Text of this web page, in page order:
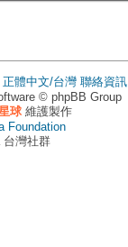
體中文/台灣 聯絡資訊
© phpBB Group
球維護製作
Foundation
台灣社群